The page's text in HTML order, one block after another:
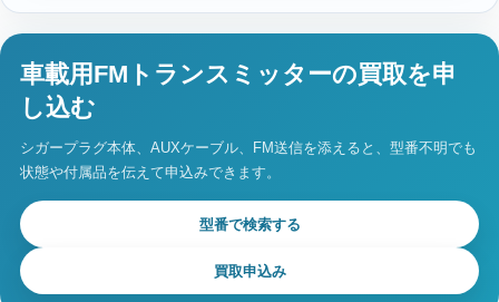
車載用FMトランスミッターの買取を申
し込む
シガープラグ本体、AUXケーブル、FM送信を添えると、型番不明でも
状態や付属品を伝えて申込みできます。
型番で検索する
買取申込み